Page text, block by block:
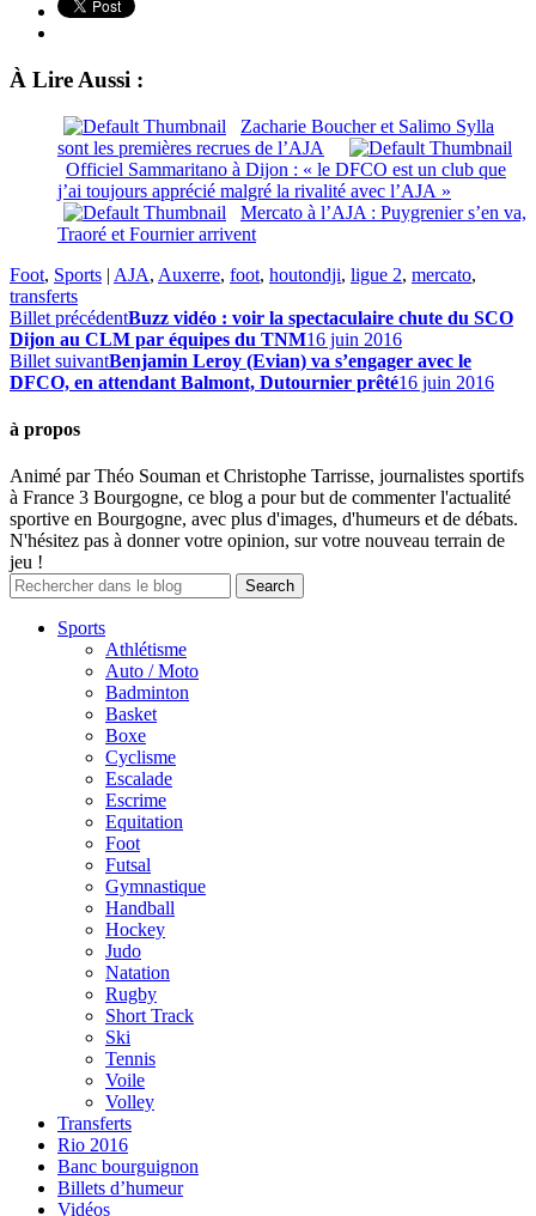
À Lire Aussi :
Zacharie Boucher et Salimo Sylla
sont les premières recrues de l’AJA
Officiel Sammaritano à Dijon : « le DFCO est un club que
j’ai toujours apprécié malgré la rivalité avec l’AJA »
Mercato à l’AJA : Puygrenier s’en va,
Traoré et Fournier arrivent
Foot, Sports | AJA, Auxerre, foot, houtondji, ligue 2, mercato,
transferts
Billet précédentBuzz vidéo : voir la spectaculaire chute du SCO
Dijon au CLM par équipes du TNM16 juin 2016
Billet suivantBenjamin Leroy (Evian) va s’engager avec le
DFCO, en attendant Balmont, Dutournier prêté16 juin 2016
à propos
Animé par Théo Souman et Christophe Tarrisse, journalistes sportifs
à France 3 Bourgogne, ce blog a pour but de commenter l'actualité
sportive en Bourgogne, avec plus d'images, d'humeurs et de débats.
N'hésitez pas à donner votre opinion, sur votre nouveau terrain de
jeu !
Sports
Athlétisme
Auto / Moto
Badminton
Basket
Boxe
Cyclisme
Escalade
Escrime
Equitation
Foot
Futsal
Gymnastique
Handball
Hockey
Judo
Natation
Rugby
Short Track
Ski
Tennis
Voile
Volley
Transferts
Rio 2016
Banc bourguignon
Billets d’humeur
Vidéos